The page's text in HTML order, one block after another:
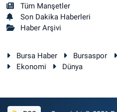
Tüm Manşetler
Son Dakika Haberleri
Haber Arşivi
Bursa Haber Bursaspor
Ekonomi
Dünya